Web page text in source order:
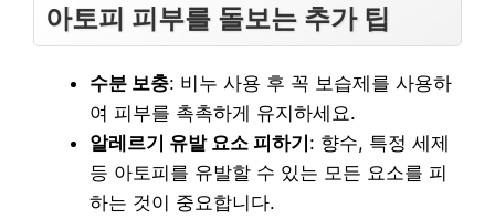
아토피 피부를 돌보는 추가 팁
수분 보충: 비누 사용 후 꼭 보습제를 사용하
여 피부를 촉촉하게 유지하세요.
알레르기 유발 요소 피하기: 향수, 특정 세제
등 아토피를 유발할 수 있는 모든 요소를 피
하는 것이 중요합니다.